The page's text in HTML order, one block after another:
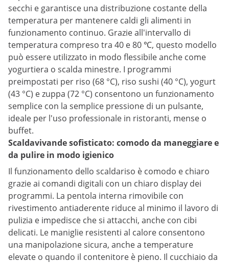
secchi e garantisce una distribuzione costante della
temperatura per mantenere caldi gli alimenti in
funzionamento continuo. Grazie all'intervallo di
temperatura compreso tra 40 e 80 ℃, questo modello
può essere utilizzato in modo flessibile anche come
yogurtiera o scalda minestre. I programmi
preimpostati per riso (68 °C), riso sushi (40 °C), yogurt
(43 °C) e zuppa (72 °C) consentono un funzionamento
semplice con la semplice pressione di un pulsante,
ideale per l'uso professionale in ristoranti, mense o
buffet.
Scaldavivande sofisticato: comodo da maneggiare e
da pulire in modo igienico
Il funzionamento dello scaldariso è comodo e chiaro
grazie ai comandi digitali con un chiaro display dei
programmi. La pentola interna rimovibile con
rivestimento antiaderente riduce al minimo il lavoro di
pulizia e impedisce che si attacchi, anche con cibi
delicati. Le maniglie resistenti al calore consentono
una manipolazione sicura, anche a temperature
elevate o quando il contenitore è pieno. Il cucchiaio da